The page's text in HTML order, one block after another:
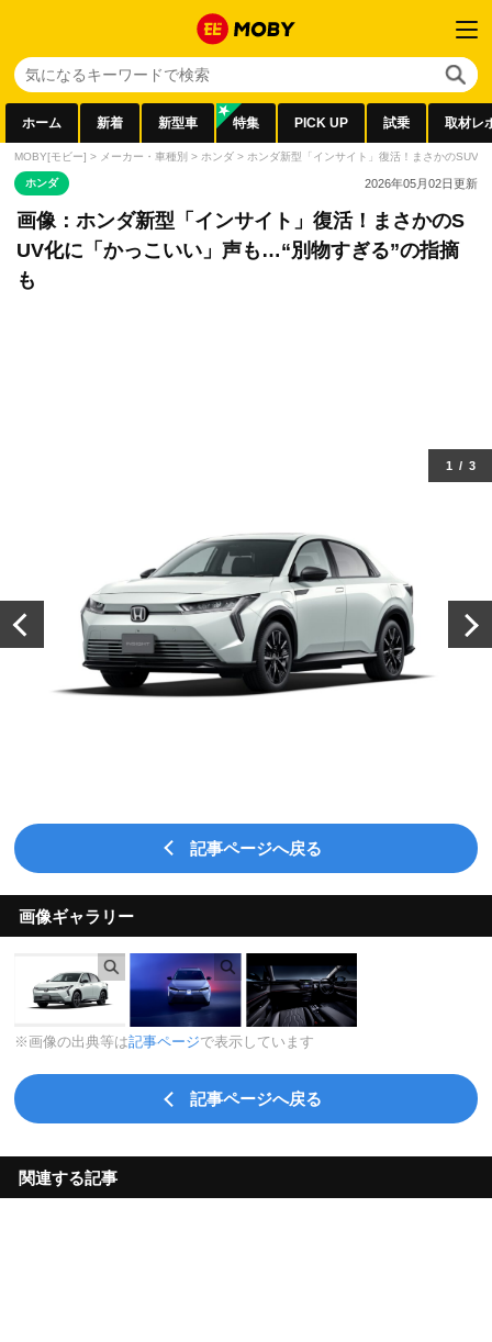
ホーム 新着 新型車 特集 PICK UP 試乗 取材レ
MOBY[モビー] > メーカー・車種別 > ホンダ > ホンダ新型「インサイト」復活！まさかのSUV
ホンダ 2026年05月02日更新
画像：ホンダ新型「インサイト」復活！まさかのS
UV化に「かっこいい」声も…“別物すぎる”の指摘
も
1 / 3
記事ページへ戻る
画像ギャラリー
※画像の出典等は記事ページで表示しています
記事ページへ戻る
関連する記事